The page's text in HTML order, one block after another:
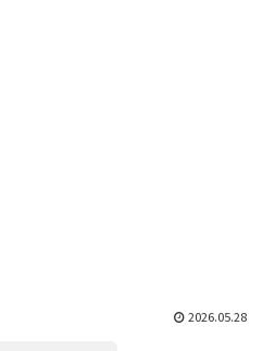
2026.05.28